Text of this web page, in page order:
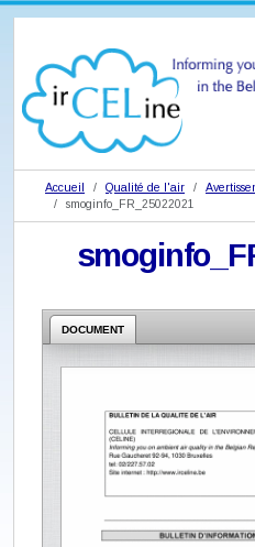
Accueil Qualité de l'air
smoginfo_FR_25022021
DOCUMENT